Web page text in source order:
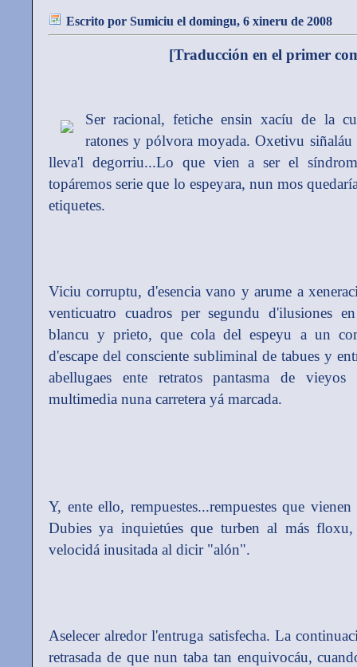
Escrito por Sumiciu el domingu, 6 xineru de 2008
[Traducción en el primer
Ser racional, fetiche ensin xacíu de la
ratones y pólvora moyada. Oxetivu
lleva'l degorriu...Lo que vien a ser el
topáremos serie que lo espeyara, nun mos
etiquetes.
Viciu corruptu, d'esencia vano y arume a
venticuatro cuadros per segundu d'ilusiones
blancu y prieto, que cola del espeyu a un
d'escape del consciente subliminal de tabues y
abellugaes ente retratos pantasma de
multimedia nuna carretera yá marcada.
Y, ente ello, rempuestes...rempuestes que
Dubies ya inquietúes que turben al más
velocidá inusitada al dicir "alón".
Aselecer alredor l'entruga satisfecha. La
retrasada de que nun taba tan enquivocáu,